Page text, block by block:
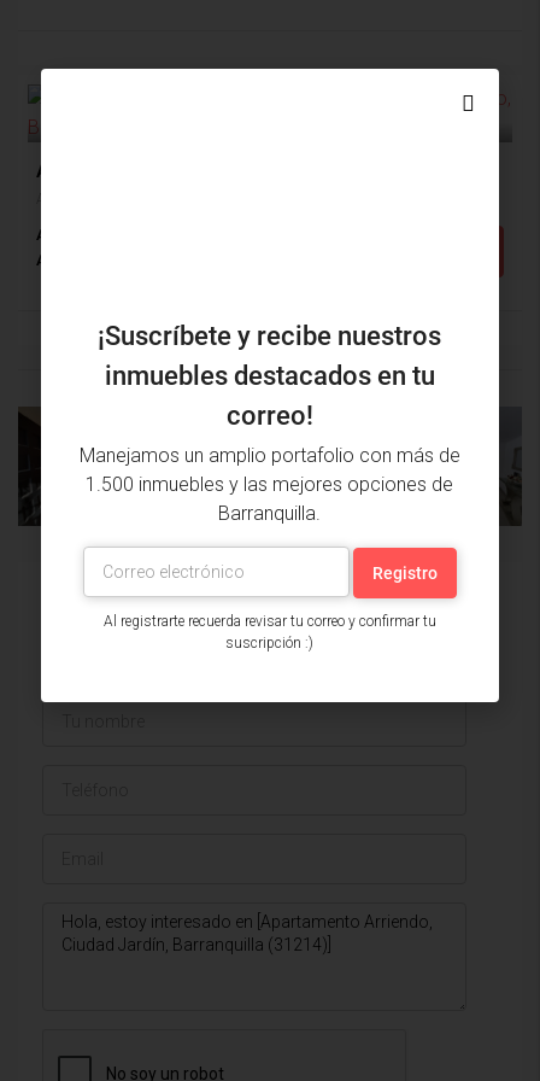
VENTA
Apartamento Venta, Alto Prado, Barranquilla (28221)
Alcobas: 3
Apartamento
PROPIEDAD
ANTERIOR
PRÓXIMA
PROPIEDAD
Issa Saieh Inmobiliaria
Ver listados
¡Suscríbete y recibe nuestros
inmuebles destacados en tu
correo!
Manejamos un amplio portafolio con más de
1.500 inmuebles y las mejores opciones de
Barranquilla.
Al registrarte recuerda revisar tu correo y confirmar tu
suscripción :)